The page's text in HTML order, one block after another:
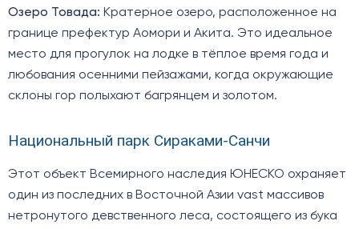
Озеро Товада: Кратерное озеро, расположенное на
границе префектур Аомори и Акита. Это идеальное
место для прогулок на лодке в тёплое время года и
любования осенними пейзажами, когда окружающие
склоны гор полыхают багрянцем и золотом.
Национальный парк Сираками-Санчи
Этот объект Всемирного наследия ЮНЕСКО охраняет
один из последних в Восточной Азии vast массивов
нетронутого девственного леса, состоящего из бука